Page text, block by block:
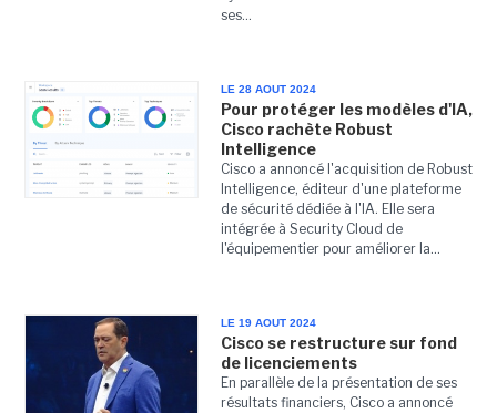
ses...
LE 28 AOUT 2024
Pour protéger les modèles d'IA,
Cisco rachète Robust
Intelligence
Cisco a annoncé l'acquisition de Robust
Intelligence, éditeur d'une plateforme
de sécurité dédiée à l'IA. Elle sera
intégrée à Security Cloud de
l'équipementier pour améliorer la...
LE 19 AOUT 2024
Cisco se restructure sur fond
de licenciements
En parallèle de la présentation de ses
résultats financiers, Cisco a annoncé